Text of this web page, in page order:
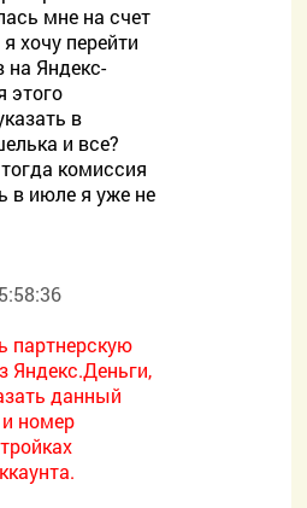
мне на счет
хочу перейти
на Яндекс-
этого
в
и все?
комиссия
в июле я уже не
партнерскую
Яндекс.Деньги,
данный
номер